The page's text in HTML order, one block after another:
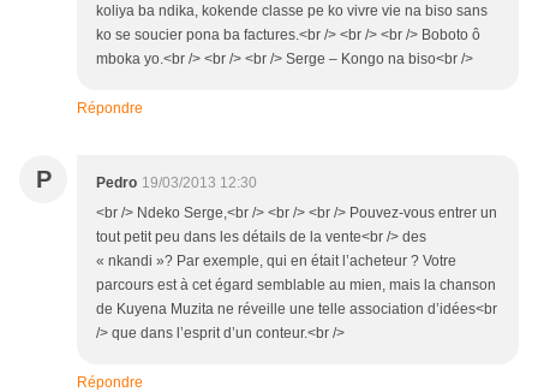
koliya ba ndika, kokende classe pe ko vivre vie na biso sans
ko se soucier pona ba factures.<br /> <br /> <br /> Boboto ô
mboka yo.<br /> <br /> <br /> Serge – Kongo na biso<br />
Répondre
P Pedro 19/03/2013 12:30
<br /> Ndeko Serge,<br /> <br /> <br /> Pouvez-vous entrer un
tout petit peu dans les détails de la vente<br /> des
« nkandi »? Par exemple, qui en était l’acheteur ? Votre
parcours est à cet égard semblable au mien, mais la chanson
de Kuyena Muzita ne réveille une telle association d’idées<br
/> que dans l’esprit d’un conteur.<br />
Répondre